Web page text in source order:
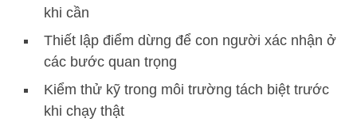
khi cần
Thiết lập điểm dừng để con người xác nhận ở
các bước quan trọng
Kiểm thử kỹ trong môi trường tách biệt trước
khi chạy thật